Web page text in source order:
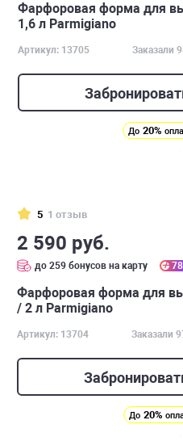
Фарфоровая форма для
1,6 л Parmigiano
Артикул: 13705 Заказали
До 20%
5 1 отзыв
2 590 руб.
до 259 бонусов на карту 78
Фарфоровая форма для
/ 2 л Parmigiano
Артикул: 13704 Заказали
До 20%